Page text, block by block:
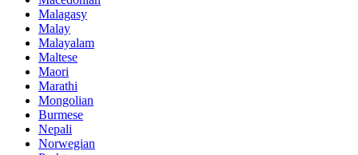
Malagasy
Malay
Malayalam
Maltese
Maori
Marathi
Mongolian
Burmese
Nepali
Norwegian